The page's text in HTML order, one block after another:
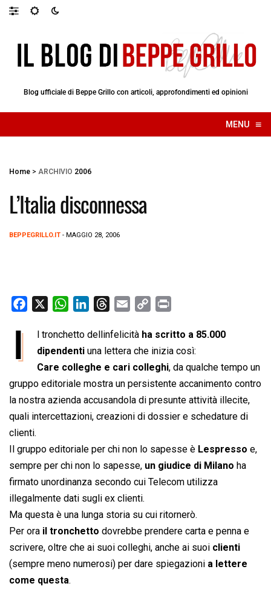
Blog ufficiale di Beppe Grillo con articoli, approfondimenti ed opinioni
MENU ≡
☰
Home > ARCHIVIO 2006
L’Italia disconnessa
BEPPEGRILLO.IT - MAGGIO 28, 2006
o
o
k
W
a
t
s
A
p
p
n
k
e
d
I
n
r
e
a
d
s
a
i
p
y
L
i
n
k
i
n
t
I l tronchetto dellinfelicità ha scritto a 85.000
dipendenti una lettera che inizia così:
Care colleghe e cari colleghi, da qualche tempo un
gruppo editoriale mostra un persistente accanimento contro
la nostra azienda accusandola di presunte attività illecite,
quali intercettazioni, creazioni di dossier e schedature di
clienti.
Il gruppo editoriale per chi non lo sapesse è  Lespresso  e,
sempre per chi non lo sapesse, un giudice di Milano ha
firmato unordinanza secondo cui Telecom utilizza
illegalmente dati sugli ex clienti.
Ma questa è una lunga storia su cui ritornerò.
Per ora il tronchetto dovrebbe prendere carta e penna e
scrivere, oltre che ai suoi colleghi, anche ai suoi  clienti
(sempre meno numerosi) per dare spiegazioni a lettere
come questa.